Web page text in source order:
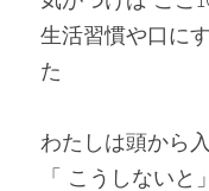
生活習慣や口に
た
わたしは頭から
「 こうしないと